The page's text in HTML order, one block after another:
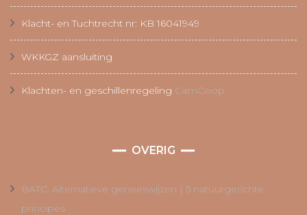
Klacht- en Tuchtrecht nr: KB 16041949
WKKGZ aansluiting
Klachten- en geschillenregeling CamCoop
OVERIG
BATC: Alternatieve geneeswijzen | 5 natuurgerichte
principes